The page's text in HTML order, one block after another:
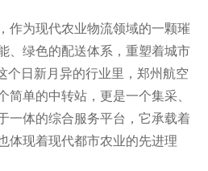
作为现代农业物流领域的一颗璀
、绿色的配送体系，重塑着城市
个日新月异的行业里，郑州航空
简单的中转站，更是一个集采、
一体的综合服务平台，它承载着
体现着现代都市农业的先进理